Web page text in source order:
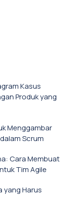
Kasus
Produk yang
Menggambar
Scrum
Cara Membuat
Tim Agile
yang Harus